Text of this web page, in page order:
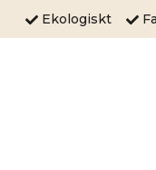
Ekologiskt